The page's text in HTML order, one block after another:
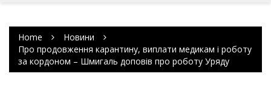
Home
Новини
Про продовження карантину, виплати медикам і роботу
за кордоном – Шмигаль доповів про роботу Уряду